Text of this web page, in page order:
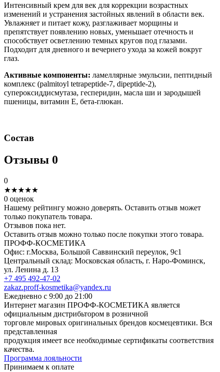
Интенсивный крем для век для коррекции возрастных
изменений и устранения застойных явлений в области век.
Увлажняет и питает кожу, разглаживает морщины и
препятствует появлению новых, уменьшает отечность и
способствует осветлению темных кругов под глазами.
Подходит для дневного и вечернего ухода за кожей вокруг
глаз.
Активные компоненты: ламеллярные эмульсии, пептидный
комплекс (palmitoyl tetrapeptide-7, dipeptide-2),
супероксиддисмутаза, гесперидин, масла ши и зародышей
пшеницы, витамин E, бета-глюкан.
Состав
Отзывы 0
0
★★★★★
0 оценок
Нашему рейтингу можно доверять. Оставить отзыв может
только покупатель товара.
Отзывов пока нет.
Оставить отзыв можно только после покупки этого товара.
ПРОФФ-КОСМЕТИКА
Офис: г.Москва, Большой Саввинский переулок, 9с1
Центральный склад: Московская область, г. Наро-Фоминск,
ул. Ленина д. 13
+7 495 492-47-02
zakaz.proff-kosmetika@yandex.ru
Ежедневно с 9:00 до 21:00
Интернет магазин ПРОФФ-КОСМЕТИКА является
официальным дистрибьтором в розничной
торговле мировых оригинальных брендов космецевтики. Вся
представленная
продукция имеет все необходимые сертификаты соответствия
качества.
Программа лояльности
Принимаем к оплате